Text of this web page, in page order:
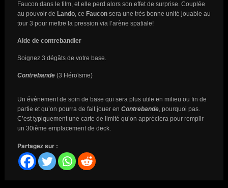
Faucon dans le film, et elle perd alors son effet de surprise. Couplée
au pouvoir de Lando, ce Faucon sera une très bonne unité jouable au
tour 3 pour mettre la pression via l’arène spatiale!
Aide de contrebandier
Soignez 3 dégâts de votre base.
Contrebande (3 Héroïsme)
Un événement de soin de base qui sera plus utile en milieu ou fin de
partie et qu’on pourra de fait jouer en Contrebande, pourquoi pas.
C’est typiquement une carte de limité qu’on appréciera pour remplir
un 30ième emplacement de deck.
Partagez sur :